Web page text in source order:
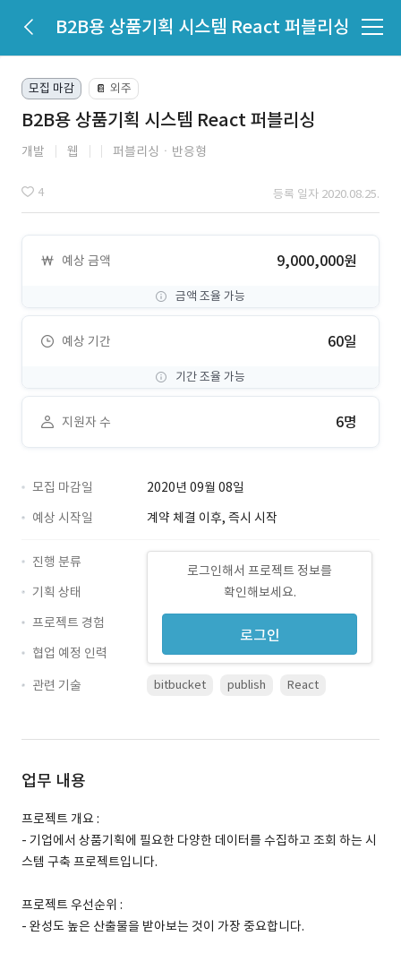
B2B용 상품기획 시스템 React 퍼블리싱
모집 마감 📔 외주
B2B용 상품기획 시스템 React 퍼블리싱
개발 웹 퍼블리싱ㆍ반응형
4 등록 일자 2020.08.25.
예상 금액 9,000,000원
금액 조율 가능
예상 기간 60일
기간 조율 가능
지원자 수 6명
모집 마감일
2020년 09월 08일
예상 시작일
계약 체결 이후, 즉시 시작
로그인해서 프로젝트 정보를
확인해보세요.
로그인
진행 분류
기획 상태
프로젝트 경험
협업 예정 인력
관련 기술
bitbucket publish React
업무 내용
프로젝트 개요 :
- 기업에서 상품기획에 필요한 다양한 데이터를 수집하고 조회 하는 시
스템 구축 프로젝트입니다.
프로젝트 우선순위 :
- 완성도 높은 산출물을 받아보는 것이 가장 중요합니다.